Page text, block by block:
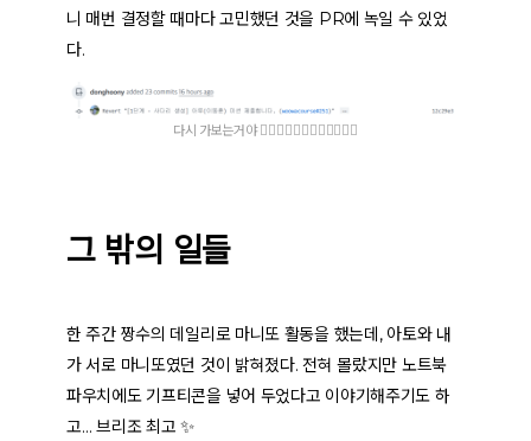
니 매번 결정할 때마다 고민했던 것을 PR에 녹일 수 있었
다.
다시 가보는거야 🤸🏻‍♀️🤸🏻‍♂️🤸🏻‍♀️🤸🏻‍♂️
그 밖의 일들
한 주간 짱수의 데일리로 마니또 활동을 했는데, 아토와 내
가 서로 마니또였던 것이 밝혀졌다. 전혀 몰랐지만 노트북
파우치에도 기프티콘을 넣어 두었다고 이야기해주기도 하
고… 브리조 최고 ✨